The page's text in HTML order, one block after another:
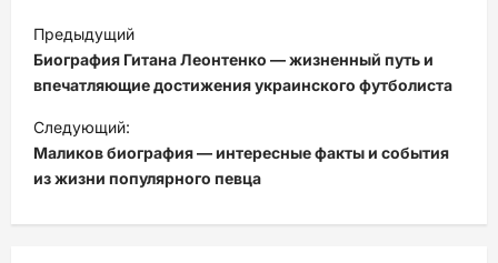
Н
а
в
и
г
а
ц
Предыдущий
Биография Гитана Леонтенко — жизненный путь и
впечатляющие достижения украинского футболиста
Следующий:
Маликов биография — интересные факты и события
из жизни популярного певца